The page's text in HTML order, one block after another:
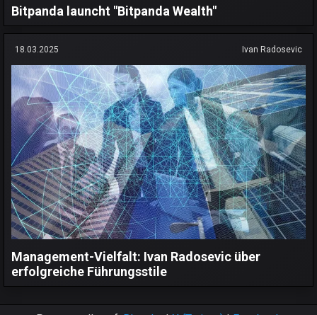
Bitpanda launcht "Bitpanda Wealth"
18.03.2025 Ivan Radosevic
Management-Vielfalt: Ivan Radosevic über
erfolgreiche Führungsstile